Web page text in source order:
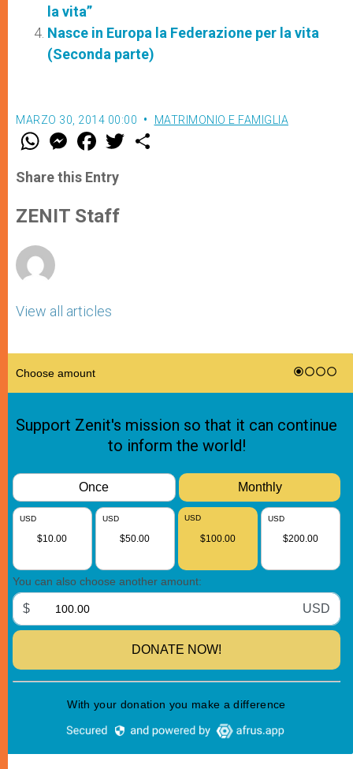
la vita”
Nasce in Europa la Federazione per la vita
(Seconda parte)
MARZO 30, 2014 00:00 MATRIMONIO E FAMIGLIA
W
t
s
p
p
M
e
s
e
g
e
F
a
e
b
o
k
w
Share this Entry
ZENIT Staff
View all articles